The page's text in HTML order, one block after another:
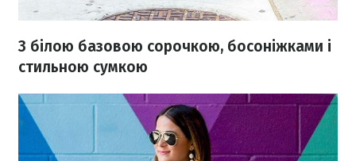
З білою базовою сорочкою, босоніжками і
стильною сумкою